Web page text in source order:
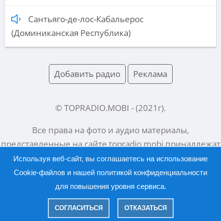
Сантьяго-де-лос-Кабальерос
(Доминиканская Республика)
Добавить радио Реклама
© TOPRADIO.MOBI - (2021 г).
Все права на фото и аудио материалы,
представленные на сайтеtopradio.mobiпринадлежат
их законным владельцам.
Русский | English
Политика конфиденциальности|Правообладателям
Используя веб-сайт, вы соглашаетесь на использование
Cookie-файлов и нашей политикой конфиденциальности
для повышения уровня сервиса.
СОГЛАСИТЬСЯ ОТКАЗАТЬСЯ